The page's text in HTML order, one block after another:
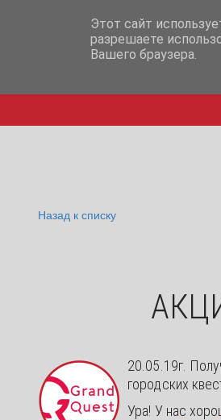
Назад к списку
20.05.19г.
городских
Ура! У нас
Этот сайт
разрешаете
Вашего браузера.